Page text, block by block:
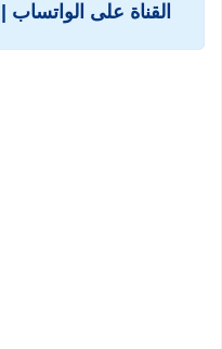
القناة على الواتساب ||